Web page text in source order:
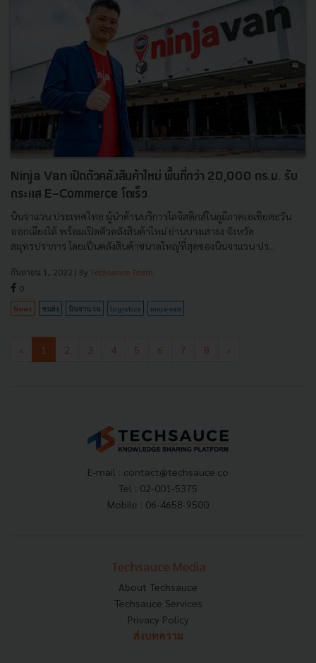
Ninja Van เปิดตัวคลังสินค้าใหม่ พื้นที่กว่า 20,000 ตร.ม. รับ
กระแส E-Commerce โตเร็ว
นินจาแวน ประเทศไทย ผู้นำด้านบริการโลจิสติกส์ในภูมิภาคเอเชียตะวัน
ออกเฉียงใต้ พร้อมเปิดตัวคลังสินค้าใหม่ ย่านบางเสาธง จังหวัด
สมุทรปราการ โดยเป็นคลังสินค้าขนาดใหญ่ที่สุดของนินจาแวน ปร...
กันยายน 1, 2022 | By Techsauce Team
0
News ขนส่ง นินจาแวน logistics ninja-van
‹ 1 2 3 4 5 6 7 8 ›
E-mail : contact@techsauce.co
Tel : 02-001-5375
Mobile : 06-4658-9500
Techsauce Media
About Techsauce
Techsauce Services
Privacy Policy
ส่งบทความ